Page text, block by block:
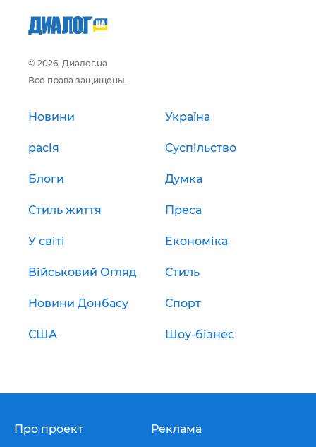
© 2026, Диалог.ua
Все права защищены.
Новини Україна
расія Суспільство
Блоги Думка
Стиль життя Преса
У світі Економіка
Військовий Огляд Стиль
Новини Донбасу Спорт
США Шоу-бізнес
Про проект Реклама